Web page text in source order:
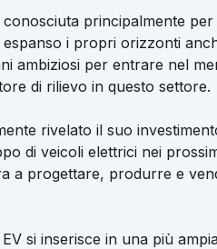
conosciuta principalmente
i propri orizzonti
ambiziosi per entrare nel
di rilievo in questo settore.
rivelato il suo
di veicoli elettrici nei
a progettare, produrre e
si inserisce in una più